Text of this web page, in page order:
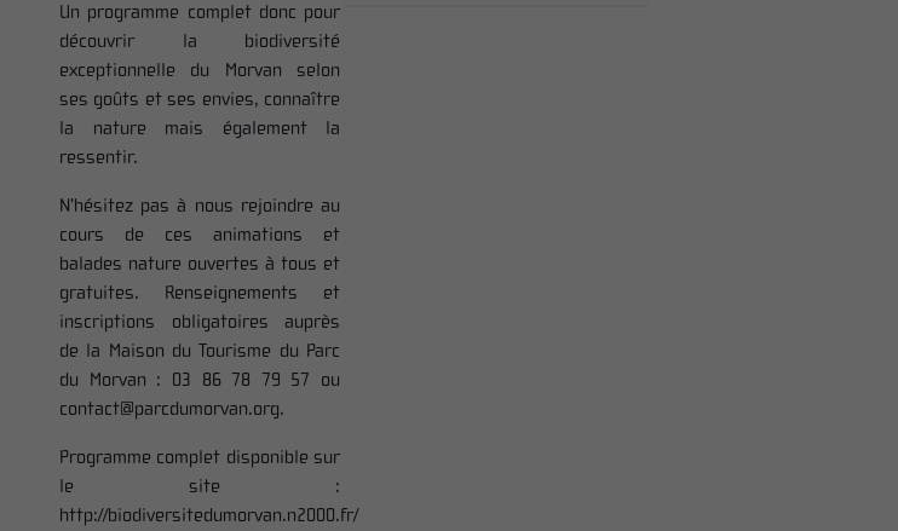
Un programme complet donc pour
découvrir la biodiversité
exceptionnelle du Morvan selon
ses goûts et ses envies, connaître
la nature mais également la
ressentir.
N’hésitez pas à nous rejoindre au
cours de ces animations et
balades nature ouvertes à tous et
gratuites. Renseignements et
inscriptions obligatoires auprès
de la Maison du Tourisme du Parc
du Morvan : 03 86 78 79 57 ou
contact@parcdumorvan.org.
Programme complet disponible sur
le site :
http://biodiversitedumorvan.n2000.fr/